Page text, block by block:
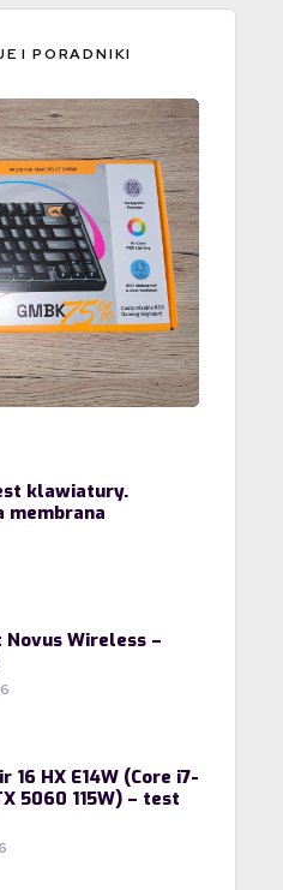
I PORADNIKI
klawiatury.
membrana
Novus Wireless –
16 HX E14W (Core i7-
5060 115W) – test